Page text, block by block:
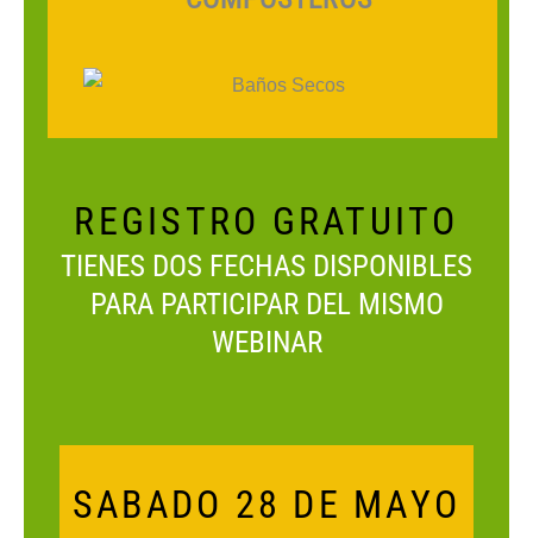
REGISTRO GRATUITO
TIENES DOS FECHAS DISPONIBLES
PARA PARTICIPAR DEL MISMO
WEBINAR
SABADO 28 DE MAYO